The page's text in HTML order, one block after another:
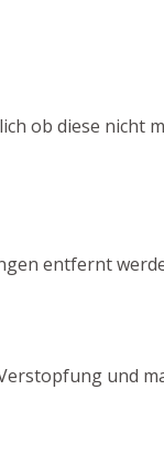
ob diese nicht
entfernt
und